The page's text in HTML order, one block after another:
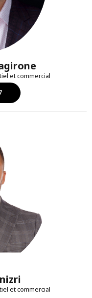
et commercial
et commercial